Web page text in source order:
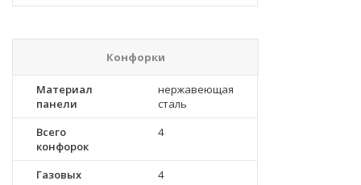
Конфорки
Материал
панели
нержавеющая
сталь
Всего
конфорок
4
Газовых
4